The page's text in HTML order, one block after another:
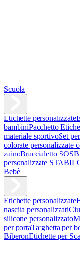
Scuola
Etichette personalizzate
bambiniPacchetto
materiale sportivoSet
colorate personalizzate
zainoBraccialetto SOS
personalizzate
Bebè
Etichette personalizzate
nascita personalizzati
silicone personalizzato
per portaTarghetta per
BiberonEtichette per